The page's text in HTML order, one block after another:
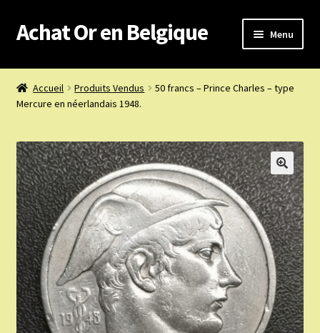
Aller
à
navigation
Aller
au
Achat Or en Belgique Menu
Achat or en Belgique
Boutique or et argent
Confidentialité
Heures d’ouverture
Nous achetons
Nous contacter
Accueil Produits Vendus
50 francs – Prince Charles – type
Mercure en néerlandais 1948.